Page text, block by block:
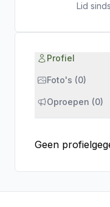
Lid
Profiel
Foto's (0)
Oproepen (0)
Geen